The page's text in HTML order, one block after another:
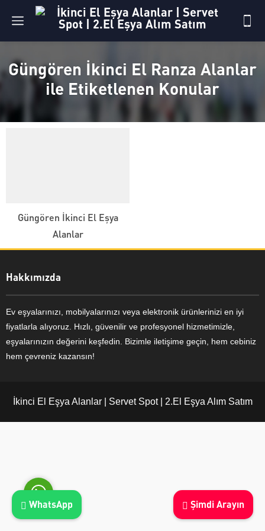
Güngören İkinci El Ranza Alanlar
ile Etiketlenen Konular
Güngören İkinci El Eşya
Alanlar
Hakkımızda
Ev eşyalarınızı, mobilyalarınızı veya elektronik ürünlerinizi en iyi
fiyatlarla alıyoruz. Hızlı, güvenilir ve profesyonel hizmetimizle,
eşyalarınızın değerini keşfedin. Bizimle iletişime geçin, hem cebiniz
hem çevreniz kazansın!
İkinci El Eşya Alanlar | Servet Spot | 2.El Eşya Alım Satım
Ayşe Yılmaz
Şimdi Arayın
WhatsApp